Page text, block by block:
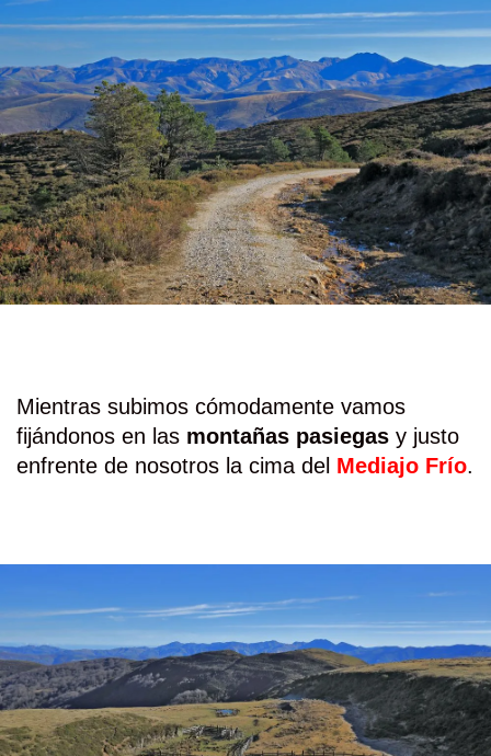
Mientras subimos cómodamente vamos
fijándonos en las montañas pasiegas y justo
enfrente de nosotros la cima del Mediajo Frío.